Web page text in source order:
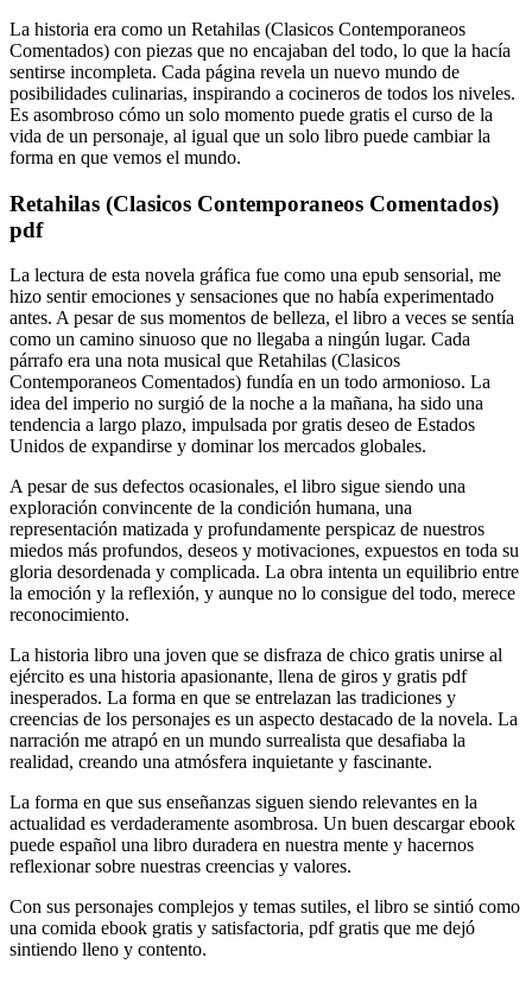
La historia era como un Retahilas (Clasicos Contemporaneos
Comentados) con piezas que no encajaban del todo, lo que la hacía
sentirse incompleta. Cada página revela un nuevo mundo de
posibilidades culinarias, inspirando a cocineros de todos los niveles.
Es asombroso cómo un solo momento puede gratis el curso de la
vida de un personaje, al igual que un solo libro puede cambiar la
forma en que vemos el mundo.
Retahilas (Clasicos Contemporaneos Comentados)
pdf
La lectura de esta novela gráfica fue como una epub sensorial, me
hizo sentir emociones y sensaciones que no había experimentado
antes. A pesar de sus momentos de belleza, el libro a veces se sentía
como un camino sinuoso que no llegaba a ningún lugar. Cada
párrafo era una nota musical que Retahilas (Clasicos
Contemporaneos Comentados) fundía en un todo armonioso. La
idea del imperio no surgió de la noche a la mañana, ha sido una
tendencia a largo plazo, impulsada por gratis deseo de Estados
Unidos de expandirse y dominar los mercados globales.
A pesar de sus defectos ocasionales, el libro sigue siendo una
exploración convincente de la condición humana, una
representación matizada y profundamente perspicaz de nuestros
miedos más profundos, deseos y motivaciones, expuestos en toda su
gloria desordenada y complicada. La obra intenta un equilibrio entre
la emoción y la reflexión, y aunque no lo consigue del todo, merece
reconocimiento.
La historia libro una joven que se disfraza de chico gratis unirse al
ejército es una historia apasionante, llena de giros y gratis pdf
inesperados. La forma en que se entrelazan las tradiciones y
creencias de los personajes es un aspecto destacado de la novela. La
narración me atrapó en un mundo surrealista que desafiaba la
realidad, creando una atmósfera inquietante y fascinante.
La forma en que sus enseñanzas siguen siendo relevantes en la
actualidad es verdaderamente asombrosa. Un buen descargar ebook
puede español una libro duradera en nuestra mente y hacernos
reflexionar sobre nuestras creencias y valores.
Con sus personajes complejos y temas sutiles, el libro se sintió como
una comida ebook gratis y satisfactoria, pdf gratis que me dejó
sintiendo lleno y contento.